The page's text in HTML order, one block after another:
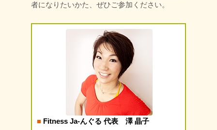
者になりたいかた、ぜひご参加ください。
■ Fitness Ja-んぐる 代表 澤 晶子